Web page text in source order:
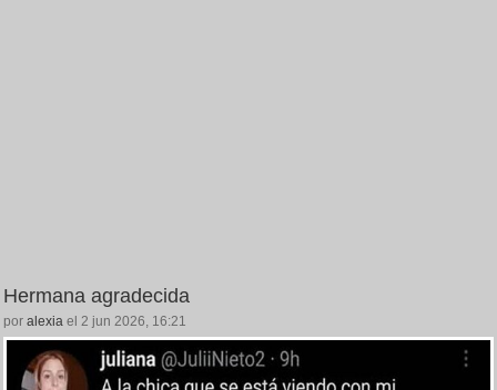
Hermana agradecida
por alexia el 2 jun 2026, 16:21